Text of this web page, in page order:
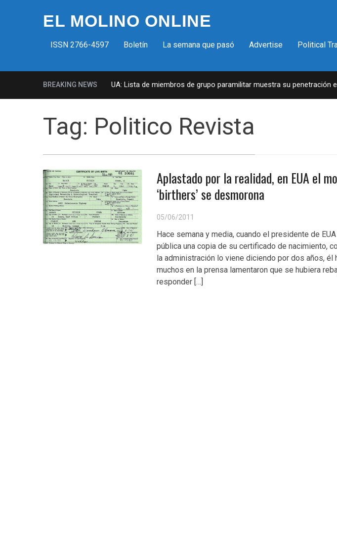
EL MOLINO ONLINE
ISSN 2766-4597 Boletín La semana que pasó Advertise Political
BREAKING NEWS
Milicias fascistas en EUA: Lista de miembros de grupo paramilitar muestra su penetración en
Tag: Politico Revista
Aplastado por la realidad, en EUA el
‘birthers’ se desmorona
05/06/2011
Hace semana y media, cuando el presidente de
pública una copia de su certificado de nacimiento,
la administración lo viene diciendo por dos años, él
muchos en la prensa lamentaron que se hubiera
responder […]